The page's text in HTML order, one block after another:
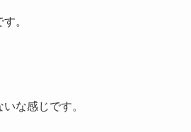
。
な感じです。